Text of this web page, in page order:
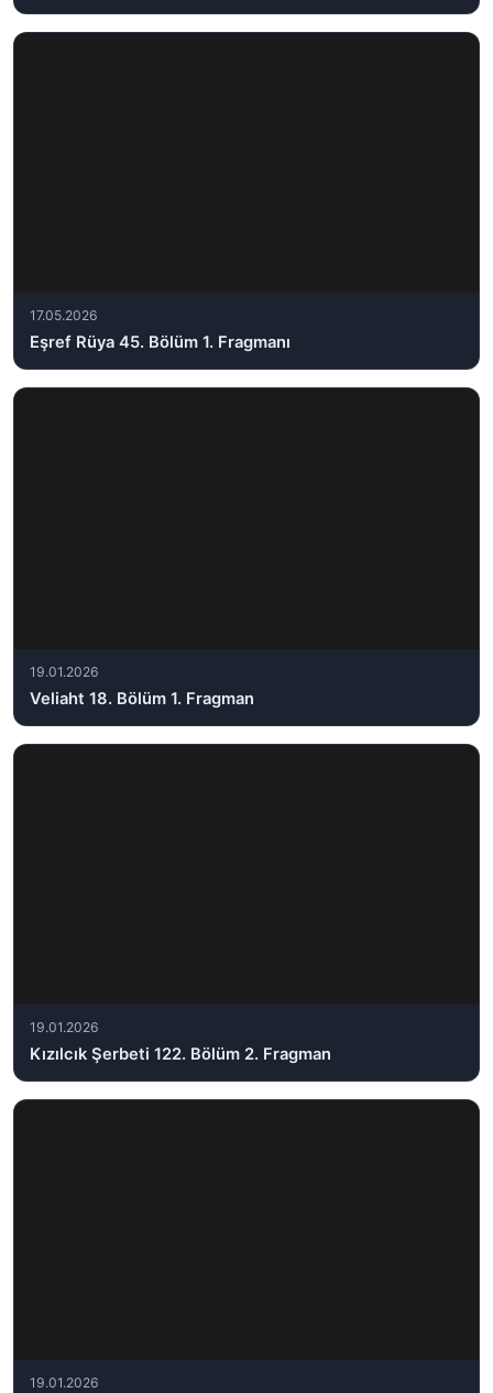
17.05.2026
Eşref Rüya 45. Bölüm 1. Fragmanı
19.01.2026
Veliaht 18. Bölüm 1. Fragman
19.01.2026
Kızılcık Şerbeti 122. Bölüm 2. Fragman
19.01.2026